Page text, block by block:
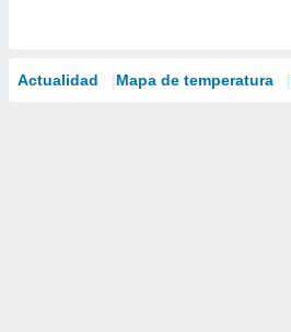
Actualidad Mapa de temperatura